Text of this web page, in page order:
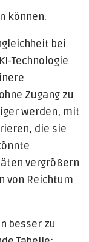
können.
bei
Technologie
Zugang zu
werden, mit
die sie
vergrößern
von Reichtum
besser zu